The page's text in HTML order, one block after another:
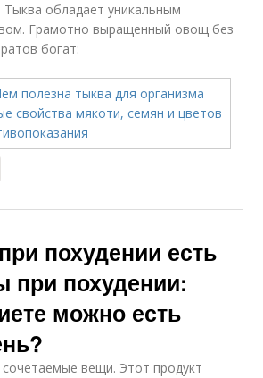
обладает уникальным
Грамотно выращенный овощ без
богат:
похудении есть
похудении:
можно есть
вещи. Этот продукт